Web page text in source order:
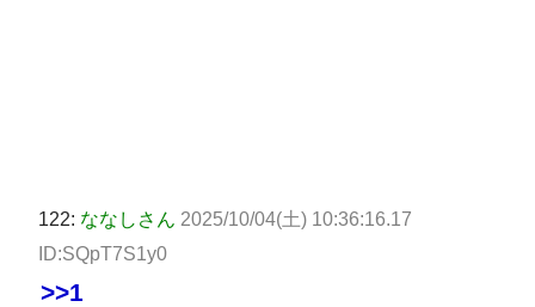
122: ななしさん 2025/10/04(土) 10:36:16.17
ID:SQpT7S1y0
>>1